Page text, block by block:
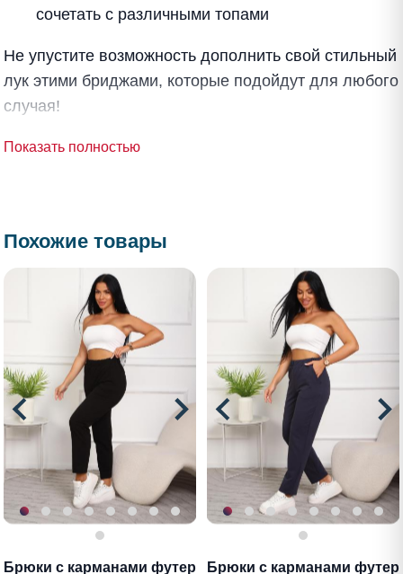
сочетать с различными топами
Не упустите возможность дополнить свой стильный
лук этими бриджами, которые подойдут для любого
случая!
Показать полностью
Похожие товары
Брюки с карманами футер Брюки с карманами футер